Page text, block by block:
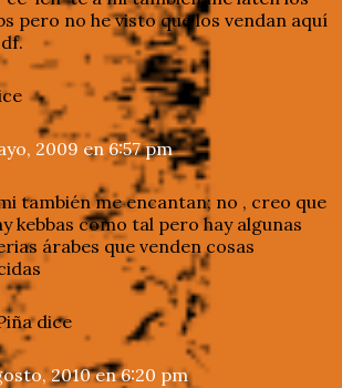
pero no he visto que los vendan aquí
2009 en 6:57 pm
también me encantan; no , creo que
kebbas como tal pero hay algunas
árabes que venden cosas
dice
2010 en 6:20 pm